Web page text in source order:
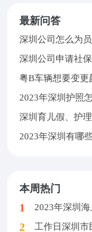
最新问答
深圳公司怎么为
深圳公司申请社
粤B车辆想要变更
2023年深圳护照
深圳育儿假、护
2023年深圳有哪
本周热门
2023年深圳
工作日深圳市